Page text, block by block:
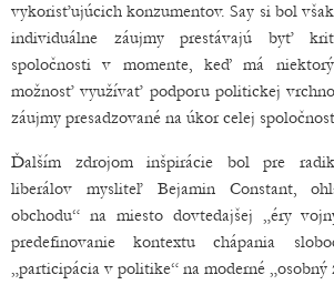
vykorisťujúcich konzumentov. Say si bol
individuálne záujmy prestávajú byť
spoločnosti v momente, keď má
možnosť využívať podporu politickej
záujmy presadzované na úkor celej
Ďalším zdrojom inšpirácie bol pre
liberálov mysliteľ Bejamin Constant,
obchodu“ na miesto dovtedajšej „éry
predefinovanie kontextu chápania
„participácia v politike“ na moderné